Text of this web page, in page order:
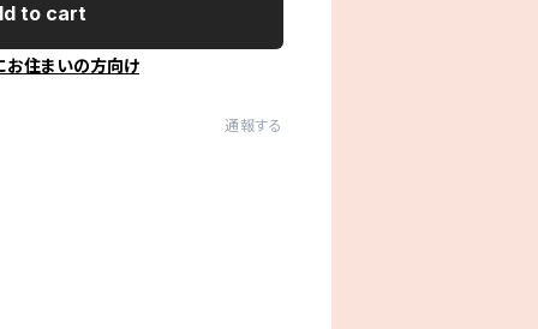
to cart
お住まいの方向け
通報する